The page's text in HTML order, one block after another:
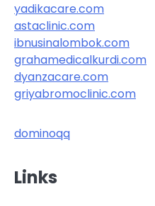
yadikacare.com
astaclinic.com
ibnusinalombok.com
grahamedicalkurdi.com
dyanzacare.com
griyabromoclinic.com
dominoqq
Links